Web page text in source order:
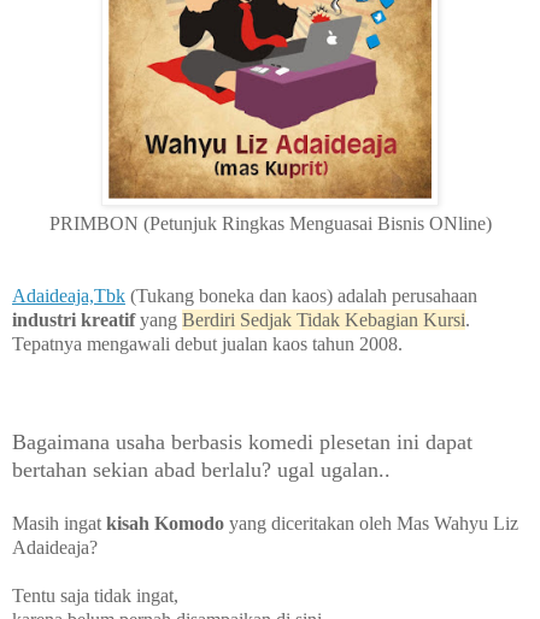
PRIMBON (Petunjuk Ringkas Menguasai Bisnis ONline)
Adaideaja,Tbk (Tukang boneka dan kaos) adalah perusahaan
industri kreatifyang Berdiri Sedjak Tidak Kebagian Kursi.
Tepatnya mengawali debut jualan kaos tahun 2008.
Bagaimana usaha berbasis komedi plesetan ini dapat
bertahan sekian abad berlalu? ugal ugalan..
Masih ingat kisah Komodo yang diceritakan oleh Mas Wahyu Liz
Adaideaja?
Tentu saja tidak ingat,